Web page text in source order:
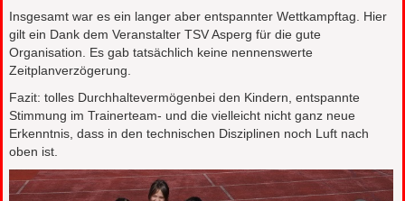
Insgesamt war es ein langer aber entspannter Wettkampftag. Hier
gilt ein Dank dem Veranstalter TSV Asperg für die gute
Organisation. Es gab tatsächlich keine nennenswerte
Zeitplanverzögerung.
Fazit: tolles Durchhaltevermögenbei den Kindern, entspannte
Stimmung im Trainerteam- und die vielleicht nicht ganz neue
Erkenntnis, dass in den technischen Disziplinen noch Luft nach
oben ist.